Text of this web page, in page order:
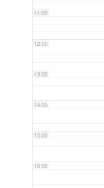
11:00
12:00
13:00
14:00
15:00
16:00